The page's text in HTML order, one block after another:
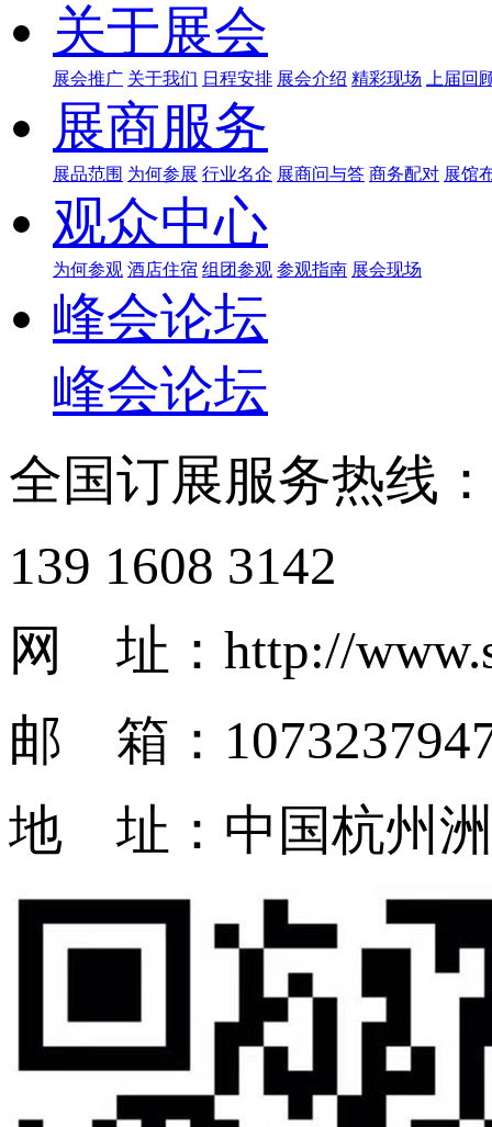
关于展会
展会推广 关于我们 日程安排 展会介绍 精彩现场 上届回
展商服务
展品范围 为何参展 行业名企 展商问与答 商务配对 展馆
观众中心
为何参观 酒店住宿 组团参观 参观指南 展会现场
峰会论坛
峰会论坛
全国订展服务热线：
139 1608 3142
网 址：http://
邮 箱：
地 址：中国杭州